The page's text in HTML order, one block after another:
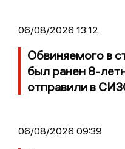
06/08/2026 13:12
Обвиняемого в
был ранен 8-
отправили в
06/08/2026 09:39